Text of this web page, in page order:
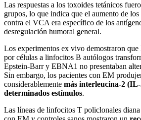
Las respuestas a los toxoides tetánicos
grupos, lo que indica que el aumento de
contra el VCA era específico de los
desregulación humoral general.
Los experimentos ex vivo demostraron que
por células a linfocitos B autólogos
Epstein-Barr y EBNA1 no presentaban
Sin embargo, los pacientes con EM
considerablemente más interleucina-2
determinados estímulos.
Las líneas de linfocitos T policlonales